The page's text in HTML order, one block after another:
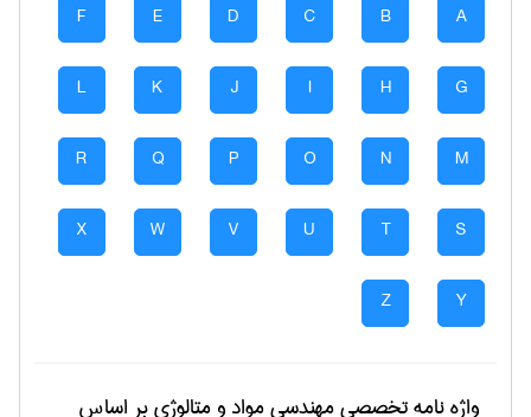
A
B
C
D
E
F
G
H
I
J
K
L
M
N
O
P
Q
R
S
T
U
V
W
X
Y
Z
واژه نامه تخصصیمهندسی مواد و متالوژیبر اساس